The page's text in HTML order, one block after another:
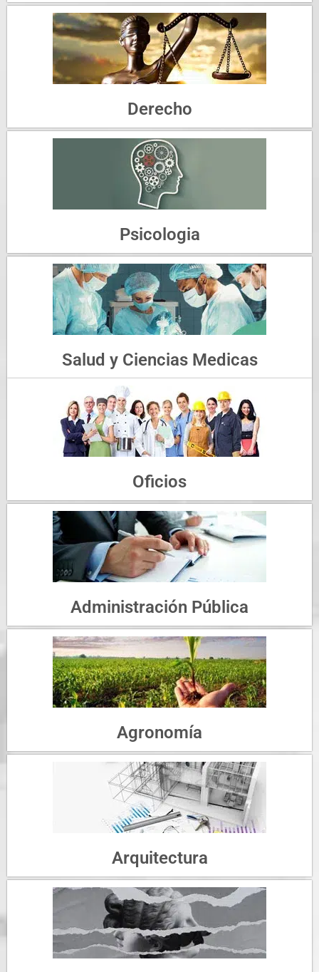
Derecho
Psicologia
Salud y Ciencias Medicas
Oficios
Administración Pública
Agronomía
Arquitectura